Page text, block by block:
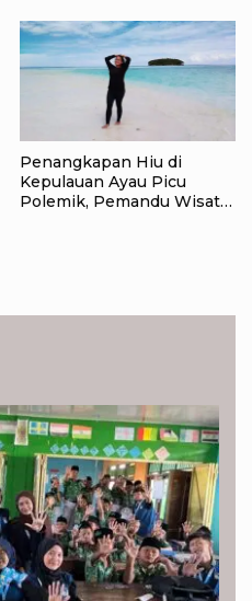
Penangkapan Hiu di
Kepulauan Ayau Picu
Polemik, Pemandu Wisata: